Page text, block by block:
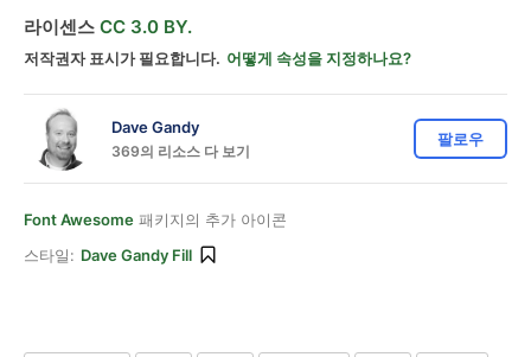
라이센스 CC 3.0 BY.
저작권자 표시가 필요합니다. 어떻게 속성을 지정하나요?
Dave Gandy
369의 리소스 다 보기
팔로우
Font Awesome 패키지의 추가 아이콘
스타일: Dave Gandy Fill